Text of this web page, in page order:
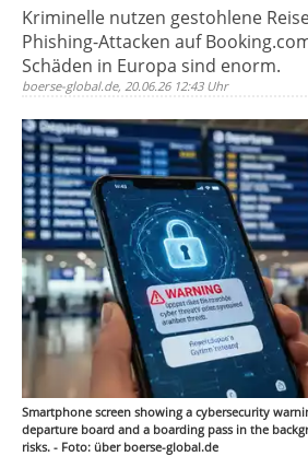
Kriminelle nutzen gestohlene
Phishing-Attacken auf
Schäden in Europa sind enorm.
boerse-global.de, 20.06.26 12:43 Uhr
Smartphone screen showing a cybersecurity
departure board and a boarding pass in the
risks. - Foto: über boerse-global.de